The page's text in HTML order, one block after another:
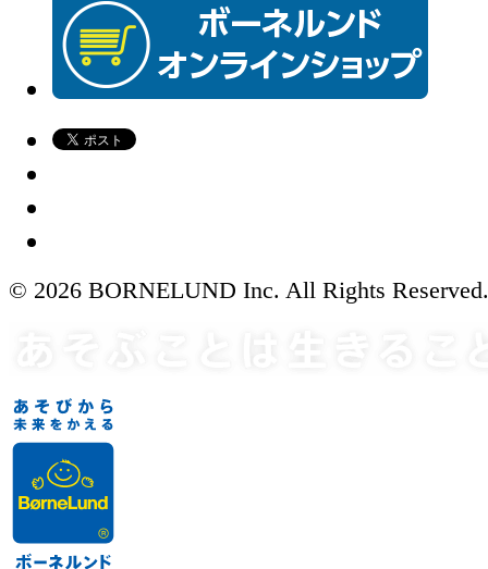
© 2026 BORNELUND Inc. All Rights Reserved.